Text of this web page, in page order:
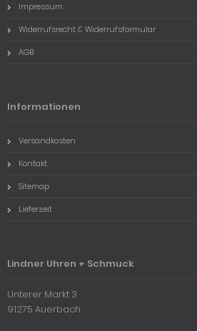
Impressum
Widerrufsrecht & Widerrufsformular
AGB
Informationen
Versandkosten
Kontakt
Sitemap
Lieferzeit
Lindner Uhren + Schmuck
Unterer Markt 3
91275 Auerbach